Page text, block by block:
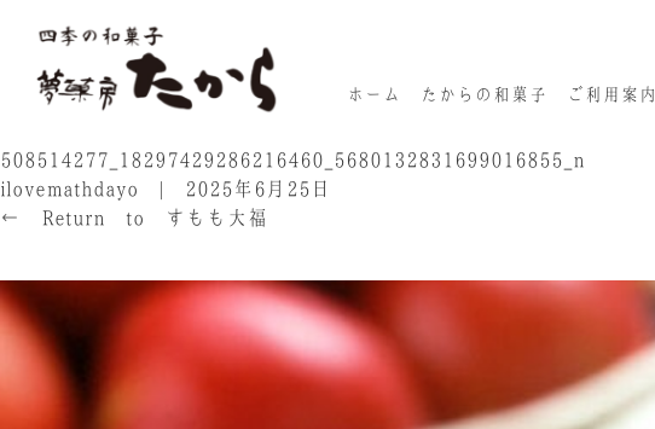
ホーム たからの和菓子 ご利用案内
508514277_18297429286216460_5680132831699016855_n
ilovemathdayo
2025年6月25日
←
Return to すもも大福